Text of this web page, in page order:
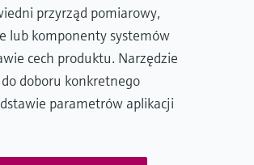
na żądanie
przyrząd pomiarowy,
lub komponenty systemów
cech produktu. Narzędzie
doboru konkretnego
parametrów aplikacji